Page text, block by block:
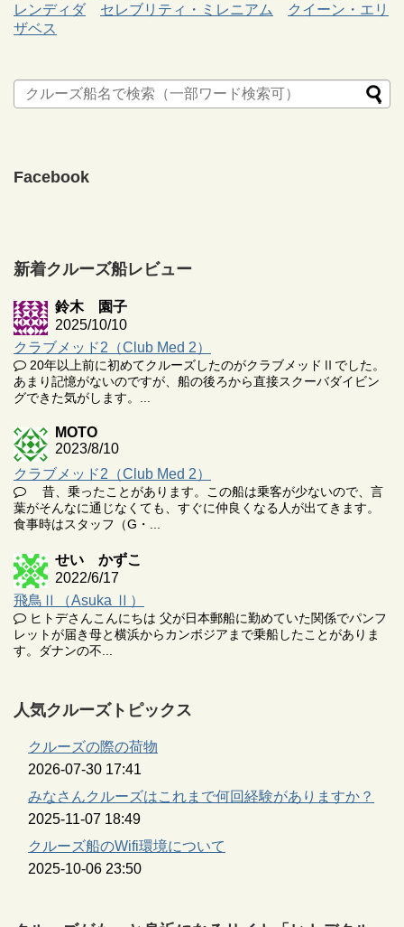
レンディダ
セレブリティ・ミレニアム
クイーン・エリ
ザベス
Facebook
新着クルーズ船レビュー
鈴木 園子
2025/10/10
クラブメッド2（Club Med 2）
20年以上前に初めてクルーズしたのがクラブメッドⅡでした。
あまり記憶がないのですが、船の後ろから直接スクーバダイビン
グできた気がします。...
MOTO
2023/8/10
クラブメッド2（Club Med 2）
昔、乗ったことがあります。この船は乗客が少ないので、言
葉がそんなに通じなくても、すぐに仲良くなる人が出てきます。
食事時はスタッフ（G・...
せい かずこ
2022/6/17
飛鳥Ⅱ（Asuka Ⅱ）
ヒトデさんこんにちは 父が日本郵船に勤めていた関係でパンフ
レットが届き母と横浜からカンボジアまで乗船したことがありま
す。ダナンの不...
人気クルーズトピックス
クルーズの際の荷物
2026-07-30 17:41
みなさんクルーズはこれまで何回経験がありますか？
2025-11-07 18:49
クルーズ船のWifi環境について
2025-10-06 23:50